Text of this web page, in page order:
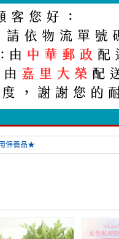
保養品★